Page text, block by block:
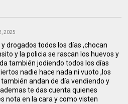
2025
drogados todos los días ,chocan
y la policia se rascan los huevos y
también jodiendo todos los días
nadie hace nada ni vuoto ,los
andan de día vendiendo y
te das cuenta quienes
nota en la cara y como visten